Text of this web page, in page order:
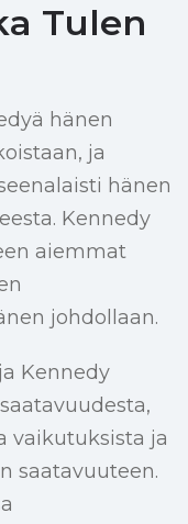
Tulen
hänen
ja
hänen
Kennedy
aiemmat
johdollaan.
Kennedy
vaikutuksista ja
saatavuuteen.